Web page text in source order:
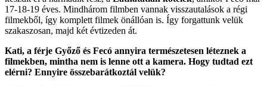
17-18-19 éves. Mindhárom filmben vannak visszautalások a régi
filmekből, így komplett filmek önállóan is. Így forgattunk velük
szakaszosan, majd két évtizeden át.
Kati, a férje Győző és Fecó annyira természetesen léteznek a
filmekben, mintha nem is lenne ott a kamera. Hogy tudtad ezt
elérni? Ennyire összebarátkoztál velük?